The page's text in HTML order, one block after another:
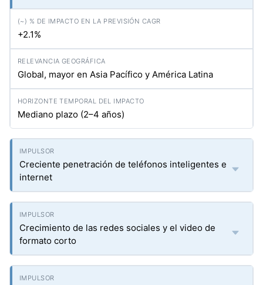
+2.1%
Global, mayor en Asia Pacífico y América Latina
Mediano plazo (2–4 años)
Creciente penetración de teléfonos inteligentes e
internet
Crecimiento de las redes sociales y el video de
formato corto